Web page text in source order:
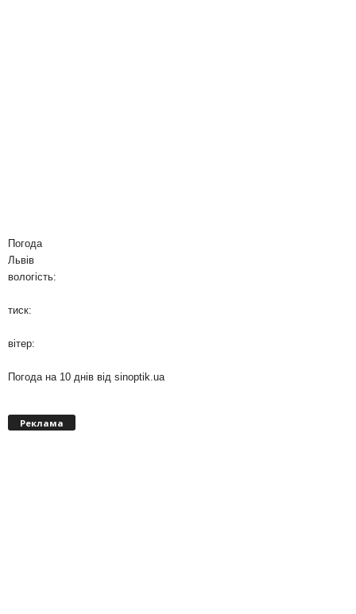
Погода
Львів
вологість:
тиск:
вітер:
Погода на 10 днів від sinoptik.ua
Реклама